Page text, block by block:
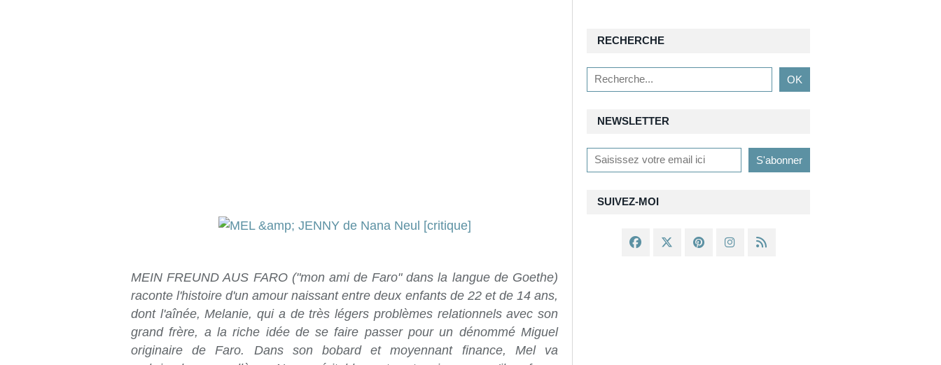
MEIN FREUND AUS FARO ("mon ami de Faro" dans la langue de Goethe)
raconte l'histoire d'un amour naissant entre deux enfants de 22 et de 14 ans,
dont l'aînée, Melanie, qui a de très légers problèmes relationnels avec son
grand frère, a la riche idée de se faire passer pour un dénommé Miguel
originaire de Faro. Dans son bobard et moyennant finance, Mel va
NEWSLETTER
SUIVEZ-MOI
RECHERCHE